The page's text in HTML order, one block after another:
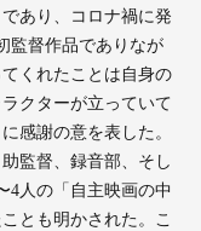
あり、コロナ禍に発
監督作品でありなが
くれたことは自身の
クターが立っていて
感謝の意を表した。
監督、録音部、そし
4人の「自主映画の中
とも明かされた。こ